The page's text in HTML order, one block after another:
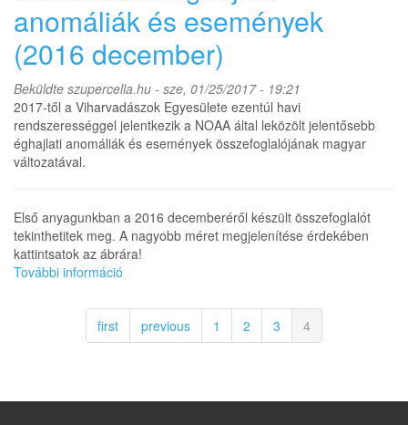
anomáliák és események
(2016 december)
Beküldte szupercella.hu - sze, 01/25/2017 - 19:21
2017-től a Viharvadászok Egyesülete ezentúl havi
rendszerességgel jelentkezik a NOAA által leközölt jelentősebb
éghajlati anomáliák és események összefoglalójának magyar
változatával.
Első anyagunkban a 2016 decemberéről készült összefoglalót
tekinthetitek meg. A nagyobb méret megjelenítése érdekében
kattintsatok az ábrára!
További információ
anomáliák
események
tartalommal
first previous 1 2 3 4